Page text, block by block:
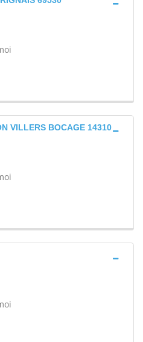
VILLERS BOCAGE 14310